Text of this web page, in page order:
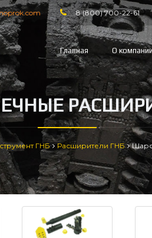
8 (800) 700-22-61
Главная О компании
ГНБ Расширители ГНБ